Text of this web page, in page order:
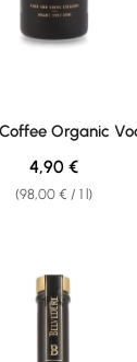
Organic
(98,00 € / 1 l)
Regular price:
4,90 €